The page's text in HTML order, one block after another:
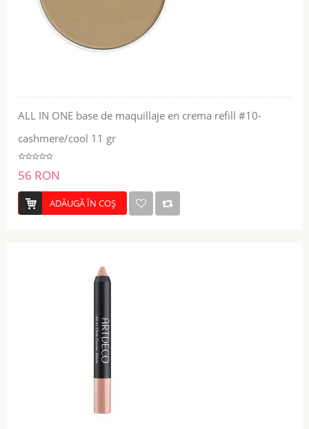
ALL IN ONE base de maquillaje en crema refill #10-
cashmere/cool 11 gr
56 RON
ADĂUGĂ ÎN COŞ